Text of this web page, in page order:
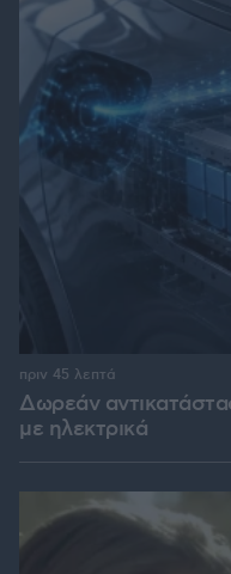
Δωρεάν
με ηλεκτρικά
πριν 45 λεπτά